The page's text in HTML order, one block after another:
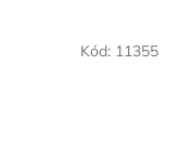
Kód: 11355